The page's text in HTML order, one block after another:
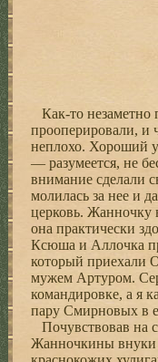
Как-то
прооперировали, и
неплохо. Хороший
— разумеется, не
внимание сделали
молилась за нее и
церковь. Жанночку
она практически
Ксюша и Аллочка
который приехали
мужем Артуром.
командировке, а я
пару Смирновых в
Почувствовав на
Жанночкины внуки